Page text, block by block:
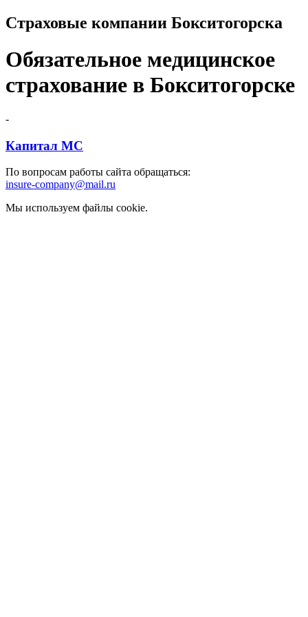
Страховые компании Бокситогорска
Обязательное медицинское
страхование в Бокситогорске
-
Капитал МС
По вопросам работы сайта обращаться:
insure-company@mail.ru
Мы используем файлы cookie.